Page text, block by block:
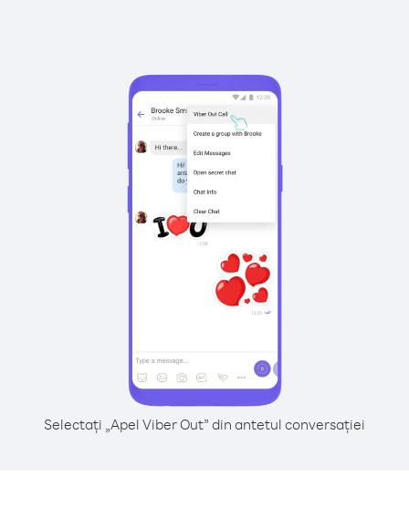
Selectați „Apel Viber Out” din antetul conversației